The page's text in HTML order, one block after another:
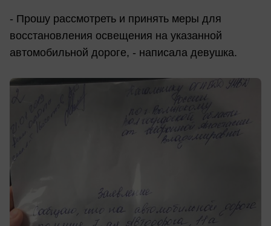
- Прошу рассмотреть и принять меры для
восстановления освещения на указанной
автомобильной дороге, - написала девушка.